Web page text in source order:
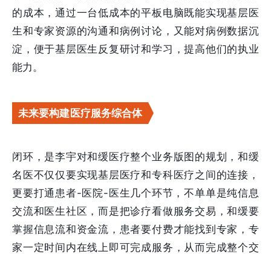
的成本，通过一台低成本的平板电脑既能实现基层医
生和专家资源的沟通和病例讨论，又能对病例数据沉
淀，便于基层医生反复研讨和学习，提高他们的执业
能力。
未来要构建医疗服务综合体
闭环，是李宇对和缓医疗整个业务版图的规划，和缓
名医不仅仅要实现基层医疗和专科医疗之间的连接，
更要打通患者-医院-医生几个环节，不单单是纯信息
交流和医生社区，而是把诊疗看做服务交易，和缓要
掌握信息流和资金流，患者要付费才能找到专家，专
家一定时间内在线上即可完成服务，从而完成整个交